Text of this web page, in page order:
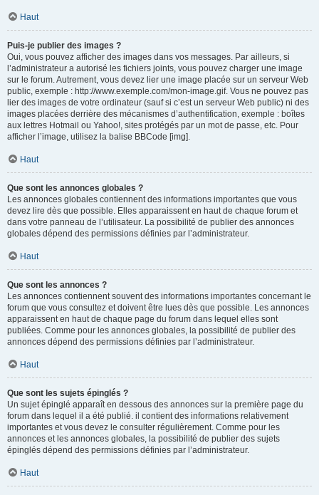
Haut
Puis-je publier des images ?
Oui, vous pouvez afficher des images dans vos messages. Par ailleurs, si
l’administrateur a autorisé les fichiers joints, vous pouvez charger une image
sur le forum. Autrement, vous devez lier une image placée sur un serveur Web
public, exemple : http://www.exemple.com/mon-image.gif. Vous ne pouvez pas
lier des images de votre ordinateur (sauf si c’est un serveur Web public) ni des
images placées derrière des mécanismes d’authentification, exemple : boîtes
aux lettres Hotmail ou Yahoo!, sites protégés par un mot de passe, etc. Pour
afficher l’image, utilisez la balise BBCode [img].
Haut
Que sont les annonces globales ?
Les annonces globales contiennent des informations importantes que vous
devez lire dès que possible. Elles apparaissent en haut de chaque forum et
dans votre panneau de l’utilisateur. La possibilité de publier des annonces
globales dépend des permissions définies par l’administrateur.
Haut
Que sont les annonces ?
Les annonces contiennent souvent des informations importantes concernant le
forum que vous consultez et doivent être lues dès que possible. Les annonces
apparaissent en haut de chaque page du forum dans lequel elles sont
publiées. Comme pour les annonces globales, la possibilité de publier des
annonces dépend des permissions définies par l’administrateur.
Haut
Que sont les sujets épinglés ?
Un sujet épinglé apparaît en dessous des annonces sur la première page du
forum dans lequel il a été publié. il contient des informations relativement
importantes et vous devez le consulter régulièrement. Comme pour les
annonces et les annonces globales, la possibilité de publier des sujets
épinglés dépend des permissions définies par l’administrateur.
Haut